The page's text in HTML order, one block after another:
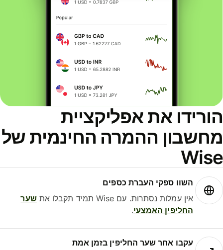
את אפליקציית
ההמרה החינמית של
השוו ספקי העברת כספים
אין עמלות נסתרות. עם Wise תמיד תקבלו את
שער
החליפין האמצעי.
עקבו אחר שער החליפין בזמן אמת